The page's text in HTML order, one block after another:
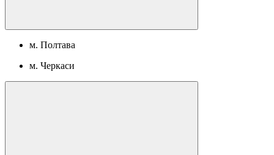
м. Полтава
м. Черкаси